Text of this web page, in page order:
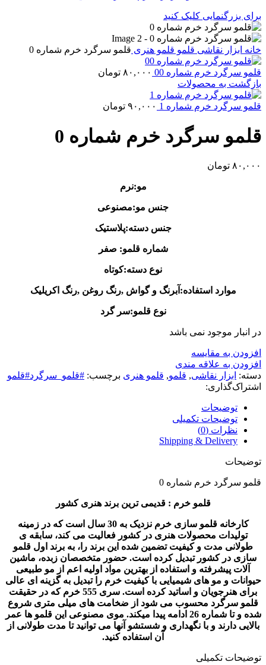
برای بزرگنمایی کلیک کنید
خانه ابزار نقاشی قلمو قلمو‌ هنری قلمو سرگرد خرم شماره 0
قلمو سرگرد خرم شماره 00 ۸۰,۰۰۰ تومان
بازگشت به محصولات
قلمو سرگرد خرم شماره 1 ۹۰,۰۰۰ تومان
قلمو سرگرد خرم شماره 0
۸۰,۰۰۰ تومان
مو:نرم
جنس مو:مصنوعی
جنس دسته:پلاستیک
شماره قلمو: صفر
نوع دسته:کوتاه
موارد استفاده:آبرنگ و گواش ,رنگ روغن ,رنگ اکریلیک
نوع قلمو:سر گرد
در انبار موجود نمی باشد
افزودن به مقایسه
افزودن به علاقه مندی
دسته: ابزار نقاشی, قلمو, قلمو‌ هنری برچسب: #قلمو_سرگرد#قلمو
اشتراک‌گذاری:
توضیحات
توضیحات تکمیلی
نظرات (0)
Shipping & Delivery
توضیحات
قلمو سرگرد خرم شماره 0
قلمو خرم : قدیمی ترین برند هنری کشور
کارخانه قلمو سازی خرم نزدیک به 30 سال است که در زمینه
تولیدات محصولات هنری در کشور فعالیت می کند، سابقه ی
طولانی مدت و کیفیت تضمین شده این برند را، به برند اول قلمو
سازی در کشور تبدیل کرده است. حضور متخصصان زبده، ماشین
آلات پیشرفته و استفاده از بهترین مواد اولیه اعم از مو طبیعی
حیوانات و مو های شیمیایی با کیفیت خرم را تبدیل به گزینه ای عالی
برای هنرجویان و اساتید کرده است. سری 555 خرم که در حقیقت
قلمو سرگرد محسوب می شود از ضخامت های میلی متری شروع
شده و تا شماره 26 ادامه پیدا میکند. موی مصنوعی این قلمو ها عمر
بالایی دارند و با نگهداری و شستشو آنها می توانید تا مدت طولانی از
آن استفاده کنید.
توضیحات تکمیلی